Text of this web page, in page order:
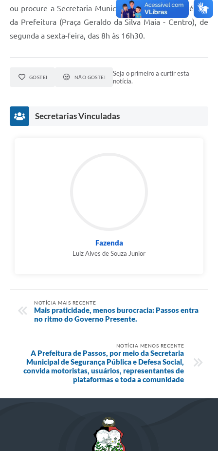
ou procure a Secretaria Municipal de Fazenda, no térreo
da Prefeitura (Praça Geraldo da Silva Maia - Centro), de
segunda a sexta-feira, das 8h às 16h30.
GOSTEI NÃO GOSTEI
Seja o primeiro a curtir esta
notícia.
Secretarias Vinculadas
Fazenda
Luiz Alves de Souza Junior
NOTÍCIA MAIS RECENTE
Mais praticidade, menos burocracia: Passos entra
no ritmo do Governo Presente.
NOTÍCIA MENOS RECENTE
A Prefeitura de Passos, por meio da Secretaria
Municipal de Segurança Pública e Defesa Social,
convida motoristas, usuários, representantes de
plataformas e toda a comunidade